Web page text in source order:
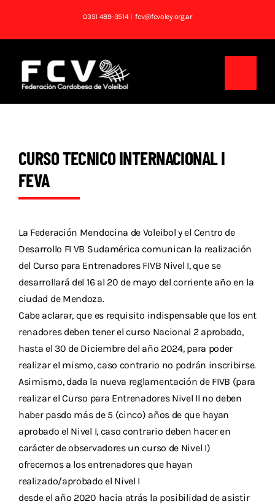
contenido
0351 489-3514| fcv@fcvoley.org.ar
Institucional
Noticias
Tablas
Descargas
Aranceles 2026
Capacitación
Contacto
CURSO TECNICO INTERNACIONAL I
FEVA
La Federación Mendocina de Voleibol y el Centro de
Desarrollo FI VB Sudamérica comunican la realización
del Curso para Entrenadores FIVB Nivel I, que se
desarrollará del 16 al 20 de mayo del corriente año en la
ciudad de Mendoza.
Cabe aclarar, que es requisito indispensable que los ent
renadores deben tener el curso Nacional 2 aprobado,
hasta el 30 de Diciembre del año 2024, para poder
realizar el mismo, caso contrario no podrán inscribirse.
Asimismo, dada la nueva reglamentación de FIVB (para
realizar el Curso para Entrenadores Nivel II no deben
haber pasdo más de 5 (cinco) años de que hayan
aprobado el Nivel I, caso contrario deben hacer en
carácter de observadores un curso de Nivel I)
ofrecemos a los entrenadores que hayan
realizado/aprobado el Nivel I
desde el año 2020 hacia atrás la posibilidad de asistir